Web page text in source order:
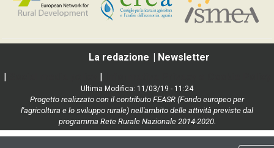
La redazione
Newsletter
Ultima Modifica: 11/03/19 - 11:24
Progetto realizzato con il contributo FEASR (Fondo europeo per
l'agricoltura e lo sviluppo rurale) nell'ambito delle attività previste dal
programma Rete Rurale Nazionale 2014-2020.